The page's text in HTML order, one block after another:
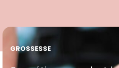
GROSSESSE